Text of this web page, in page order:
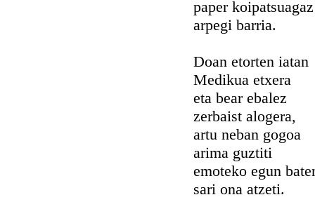
paper koipatsuagaz
arpegi barria.
Doan etorten iatan
Medikua etxera
eta bear ebalez
zerbaist alogera,
artu neban gogoa
arima guztiti
emoteko egun
sari ona atzeti.